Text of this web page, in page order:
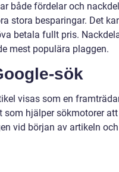
både fördelar och
stora besparingar. Det
betala fullt pris.
mest populära plaggen.
sök
visas som en
hjälper sökmotorer
vid början av artikeln